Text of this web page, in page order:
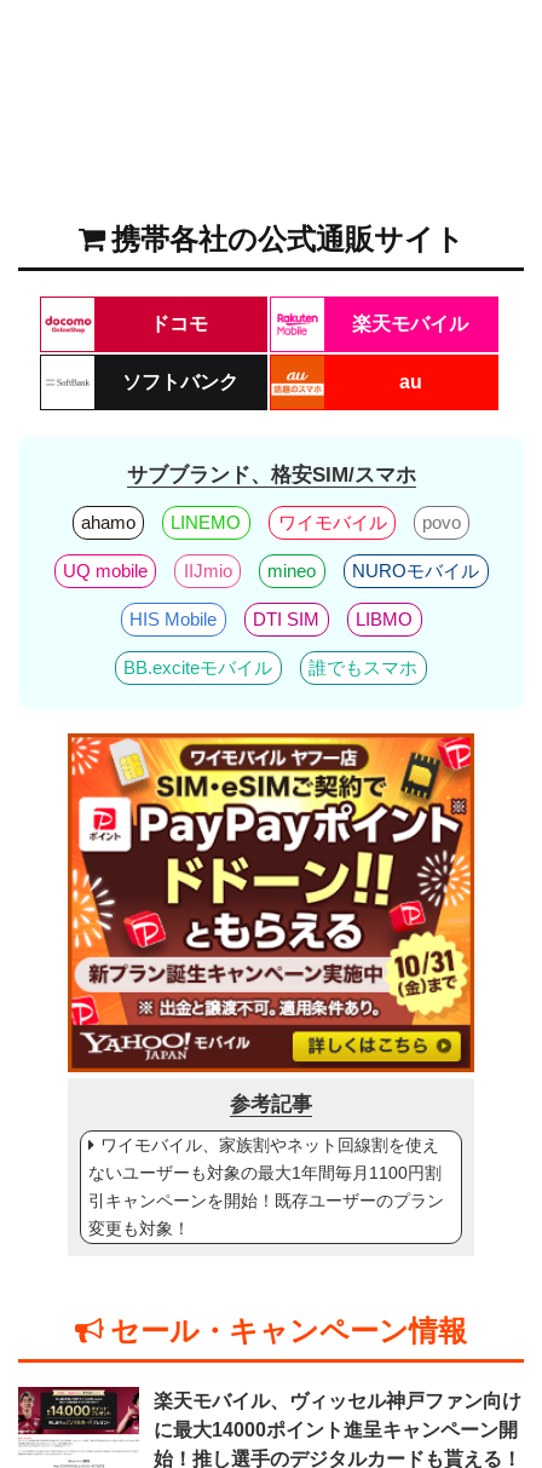
携帯各社の公式通販サイト
ドコモ 楽天モバイル
ソフトバンク au
サブブランド、格安SIM/スマホ
ahamo LINEMO ワイモバイル povo
UQ mobile IIJmio mineo NUROモバイル
HIS Mobile DTI SIM LIBMO
BB.exciteモバイル 誰でもスマホ
参考記事
ワイモバイル、家族割やネット回線割を使え
ないユーザーも対象の最大1年間毎月1100円割
引キャンペーンを開始！既存ユーザーのプラン
変更も対象！
セール・キャンペーン情報
楽天モバイル、ヴィッセル神戸ファン向け
に最大14000ポイント進呈キャンペーン開
始！推し選手のデジタルカードも貰える！